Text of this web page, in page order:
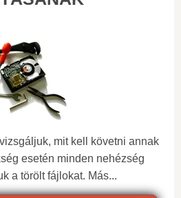
mit kell követni annak
esetén minden nehézség
a törölt fájlokat. Más...